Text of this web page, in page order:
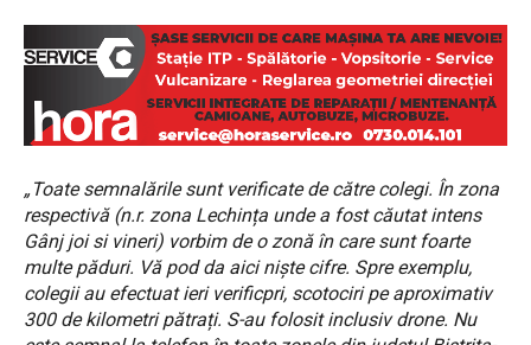
„Toate semnalările sunt verificate de către colegi. În zona
respectivă (n.r. zona Lechința unde a fost căutat intens
Gânj joi si vineri) vorbim de o zonă în care sunt foarte
multe păduri. Vă pod da aici niște cifre. Spre exemplu,
colegii au efectuat ieri verificpri, scotociri pe aproximativ
300 de kilometri pătrați. S-au folosit inclusiv drone. Nu